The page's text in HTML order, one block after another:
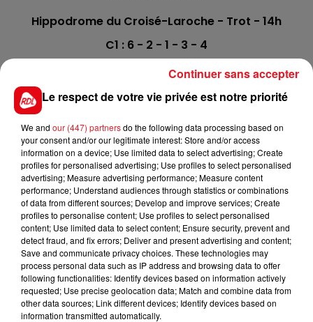
Hippodrome du Croisé-Laroche - Trot - 14h
C1 : 6 - 2 - 1 - 3 - 4
C2 : 6 - 9 - 10 - 2 - 5
C3 : 5 - 7 - 10 - 4 - 1
C5 : 9 - 11 - 7 - 6 - 8
C6 : 1 - 7 - 8 - 15 - 5
C7 : 3 - 5 - 8 - 2 - 4
C8 : 3 - 7 - 10 - 11 - 9 - 6 (Quarté+)
La sélection de la réunion :
106 INVICTUS MENCOURT - 509 IDYLLE DU PERSIL - 803
FOXTROT NOBLESS
Le driver à suivre :
P.Y.VERVA
Le respect de votre vie privée est notre priorité
We and our (447) partnersdo the following data processing based on
your consent and/or our legitimate interest: Store and/or access
information on a device; Use limited data to select advertising; Create
profiles for personalised advertising; Use profiles to select personalised
advertising; Measure advertising performance; Measure content
performance; Understand audiences through statistics or combinations
of data from different sources; Develop and improve services; Create
profiles to personalise content; Use profiles to select personalised
content; Use limited data to select content; Ensure security, prevent and
detect fraud, and fix errors; Deliver and present advertising and content;
Save and communicate privacy choices. These technologies may
process personal data such as IP address and browsing data to offer
following functionalities: Identify devices based on information actively
requested; Use precise geolocation data; Match and combine data from
other data sources; Link different devices; Identify devices based on
information transmitted automatically.
Continuer sans accepter